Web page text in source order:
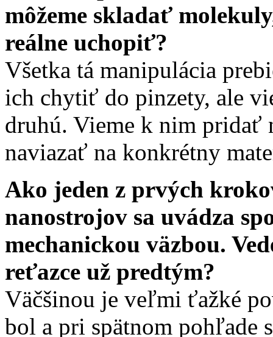
môžeme skladať
reálne uchopiť?
Všetka tá manipulácia
ich chytiť do pinzety, ale
druhú. Vieme k nim pridať
naviazať na konkrétny
Ako jeden z prvých
nanostrojov sa uvádza
mechanickou väzbou.
reťazce už predtým?
Väčšinou je veľmi ťažké
bol a pri spätnom pohľade